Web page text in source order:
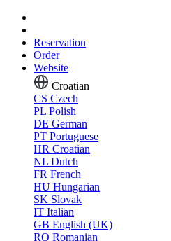
Reservation
Order
Website
Croatian
CS Czech
PL Polish
DE German
PT Portuguese
HR Croatian
NL Dutch
FR French
HU Hungarian
SK Slovak
IT Italian
GB English (UK)
RO Romanian